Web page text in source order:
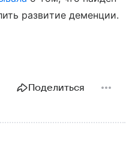
развитие деменции.
Поделиться